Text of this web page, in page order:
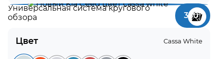
Универсальная система кругового
обзора
360°
Цвет Cassa White